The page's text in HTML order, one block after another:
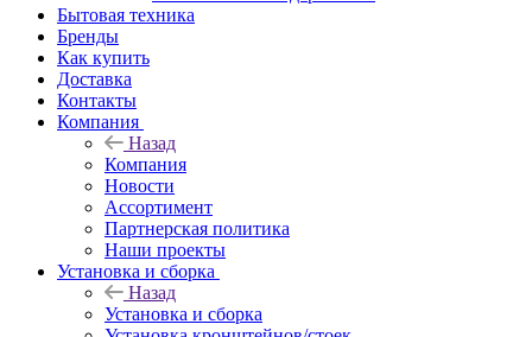
Бытовая техника
Бренды
Как купить
Доставка
Контакты
Компания
Назад
Компания
Новости
Ассортимент
Партнерская политика
Наши проекты
Установка и сборка
Назад
Установка и сборка